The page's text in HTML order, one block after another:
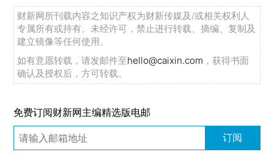
财新网所刊载内容之知识产权为财新传媒及/或相关权利人
专属所有或持有。未经许可，禁止进行转载、摘编、复制及
建立镜像等任何使用。
如有意愿转载，请发邮件至hello@caixin.com ，获得书面
确认及授权后，方可转载。
免费订阅财新网主编精选版电邮
订阅